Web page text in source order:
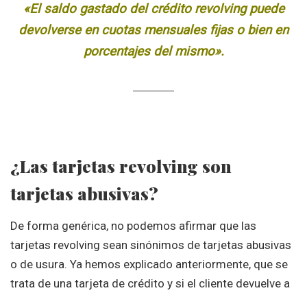
«El saldo gastado del crédito revolving puede
devolverse en cuotas mensuales fijas o bien en
porcentajes del mismo».
¿Las tarjetas revolving son
tarjetas abusivas?
De forma genérica, no podemos afirmar que las
tarjetas revolving sean sinónimos de tarjetas abusivas
o de usura. Ya hemos explicado anteriormente, que se
trata de una tarjeta de crédito y si el cliente devuelve a